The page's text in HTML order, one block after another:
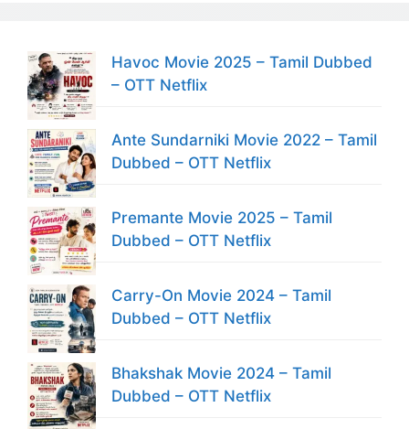
Havoc Movie 2025 – Tamil Dubbed
– OTT Netflix
Ante Sundarniki Movie 2022 – Tamil
Dubbed – OTT Netflix
Premante Movie 2025 – Tamil
Dubbed – OTT Netflix
Carry-On Movie 2024 – Tamil
Dubbed – OTT Netflix
Bhakshak Movie 2024 – Tamil
Dubbed – OTT Netflix